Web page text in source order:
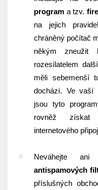
program a tzv.
na jejich
chráněný počítač
někým
rozesílatelem
měli sebemenší
dochází. Ve vaší
jsou tyto
rovněž získat
internetového
Neváhejte
antispamových
příslušných